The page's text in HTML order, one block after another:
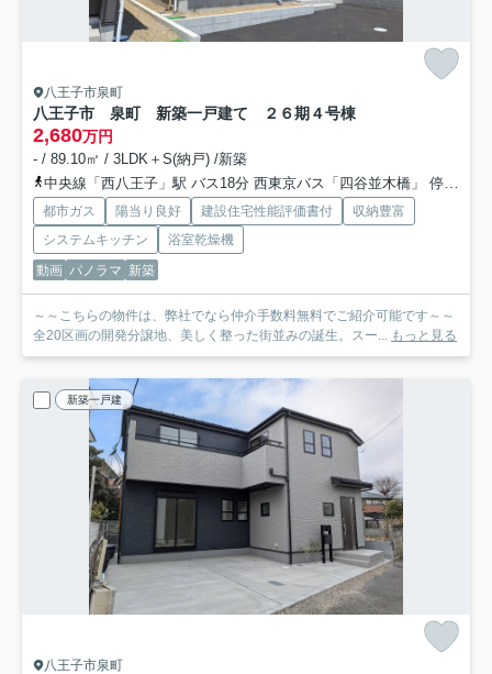
八王子市泉町
八王子市 泉町 新築一戸建て ２６期 ４号棟
2,680万円
- / 89.10㎡ / 3LDK＋S(納戸) /新築
中央線「西八王子」駅 バス18分 西東京バス「四谷並木橋」 停歩2分
都市ガス 陽当り良好 建設住宅性能評価書付
収納豊富
システムキッチン
浴室乾燥機
動画 パノラマ 新築
～～こちらの物件は、弊社でなら仲介手数料無料でご紹介可能です～～
全20区画の開発分譲地、美しく整った街並みの誕生。スー... もっと見る
新築一戸建
八王子市泉町